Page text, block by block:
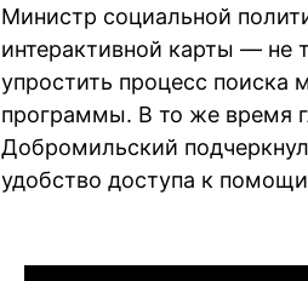
Министр социальной
интерактивной карты — не
упростить процесс поиска
программы. В то же время
Добромильский
удобство доступа к